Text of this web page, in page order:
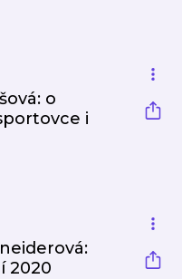
o
i
2020